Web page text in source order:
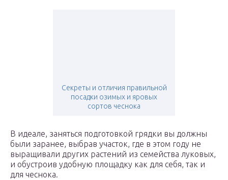
Секреты и отличия правильной
посадки озимых и яровых
сортов чеснока
В идеале, заняться подготовкой грядки вы должны
были заранее, выбрав участок, где в этом году не
выращивали других растений из семейства луковых,
и обустроив удобную площадку как для себя, так и
для чеснока.